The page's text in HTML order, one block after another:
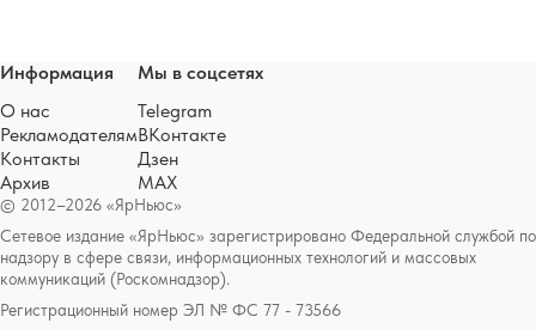
© 2012–2026 «ЯрНьюс»
Сетевое издание «ЯрНьюс» зарегистрировано Федеральной службой по
надзору в сфере связи, информационных технологий и массовых
коммуникаций (Роскомнадзор).
Регистрационный номер ЭЛ № ФС 77 - 73566
Информация
О нас
Рекламодателям
Контакты
Архив
Мы в соцсетях
Telegram
ВКонтакте
Дзен
MAX